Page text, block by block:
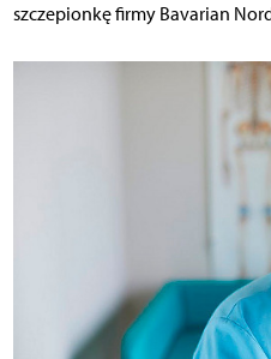
szczepionkę firmy Bavarian